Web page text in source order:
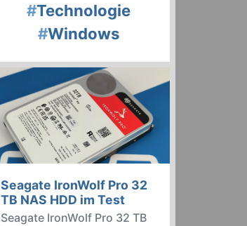
#Technologie
#Windows
Seagate IronWolf Pro 32
TB NAS HDD im Test
Seagate IronWolf Pro 32 TB